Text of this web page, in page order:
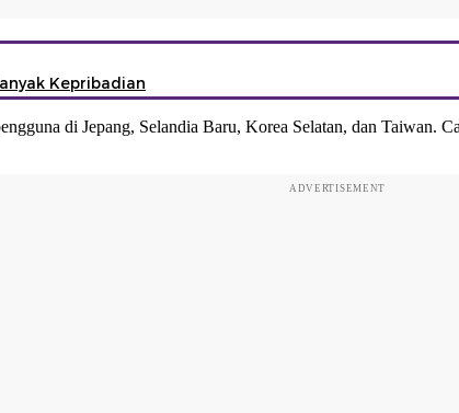
Kepribadian
di Jepang, Selandia Baru, Korea Selatan, dan Taiwan.
ADVERTISEMENT